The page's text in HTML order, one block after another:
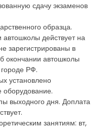
сдачу экзаменов
образца.
действует на
зарегистрированы в
окончании автошколы
РФ.
установлено
выходного дня. Доплата
занятиям: вт,